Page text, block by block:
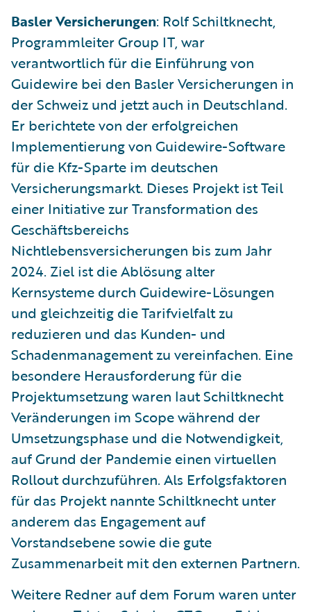
Basler Versicherungen: Rolf Schiltknecht,
Programmleiter Group IT, war
verantwortlich für die Einführung von
Guidewire bei den Basler Versicherungen in
der Schweiz und jetzt auch in Deutschland.
Er berichtete von der erfolgreichen
Implementierung von Guidewire-Software
für die Kfz-Sparte im deutschen
Versicherungsmarkt. Dieses Projekt ist Teil
einer Initiative zur Transformation des
Geschäftsbereichs
Nichtlebensversicherungen bis zum Jahr
2024. Ziel ist die Ablösung alter
Kernsysteme durch Guidewire-Lösungen
und gleichzeitig die Tarifvielfalt zu
reduzieren und das Kunden- und
Schadenmanagement zu vereinfachen. Eine
besondere Herausforderung für die
Projektumsetzung waren laut Schiltknecht
Veränderungen im Scope während der
Umsetzungsphase und die Notwendigkeit,
auf Grund der Pandemie einen virtuellen
Rollout durchzuführen. Als Erfolgsfaktoren
für das Projekt nannte Schiltknecht unter
anderem das Engagement auf
Vorstandsebene sowie die gute
Zusammenarbeit mit den externen Partnern.
Weitere Redner auf dem Forum waren unter